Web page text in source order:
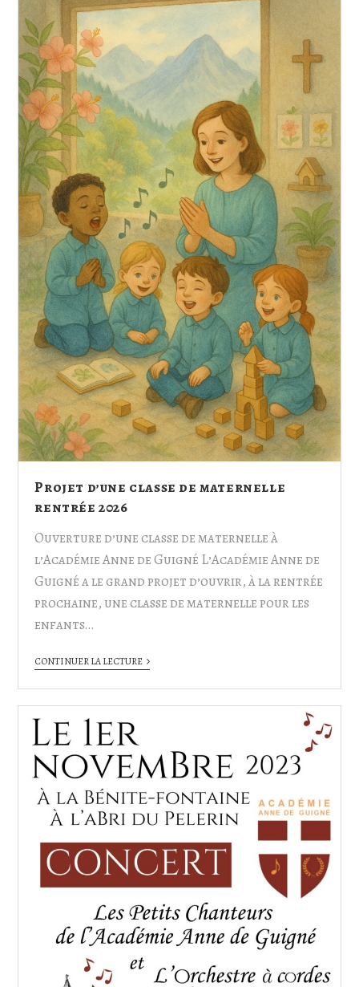
Projet d’une classe de maternelle
rentrée 2026
Ouverture d’une classe de maternelle à
l’Académie Anne de Guigné L’Académie Anne de
Guigné a le grand projet d’ouvrir, à la rentrée
prochaine, une classe de maternelle pour les
enfants…
CONTINUER LA LECTURE